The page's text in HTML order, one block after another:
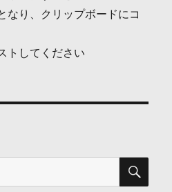
なり、クリップボードにコ
トしてください
検